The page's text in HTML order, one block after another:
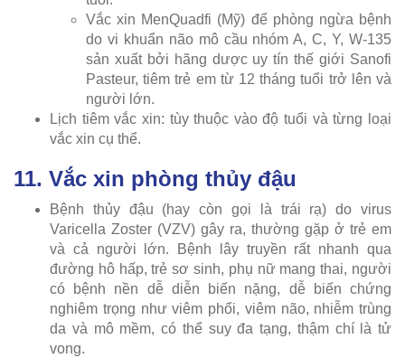
Vắc xin MenQuadfi (Mỹ) để phòng ngừa bệnh
do vi khuẩn não mô cầu nhóm A, C, Y, W-135
sản xuất bởi hãng dược uy tín thế giới Sanofi
Pasteur, tiêm trẻ em từ 12 tháng tuổi trở lên và
người lớn.
Lịch tiêm vắc xin: tùy thuộc vào độ tuổi và từng loại
vắc xin cụ thể.
11. Vắc xin phòng thủy đậu
Bệnh thủy đậu (hay còn gọi là trái rạ) do virus
Varicella Zoster (VZV) gây ra, thường gặp ở trẻ em
và cả người lớn. Bệnh lây truyền rất nhanh qua
đường hô hấp, trẻ sơ sinh, phụ nữ mang thai, người
có bệnh nền dễ diễn biến nặng, dễ biến chứng
nghiêm trọng như viêm phổi, viêm não, nhiễm trùng
da và mô mềm, có thể suy đa tạng, thậm chí là tử
vong.